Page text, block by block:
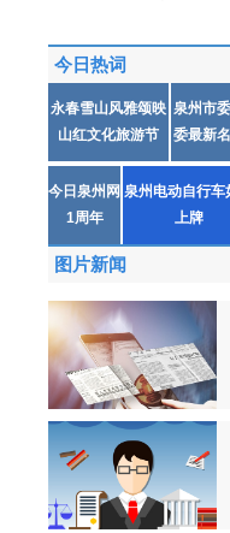
今日热词
永春雪山风雅颂映
山红文化旅游节
泉州市
委最新
今日泉州网
1周年
泉州电动自行车
上牌
图片新闻